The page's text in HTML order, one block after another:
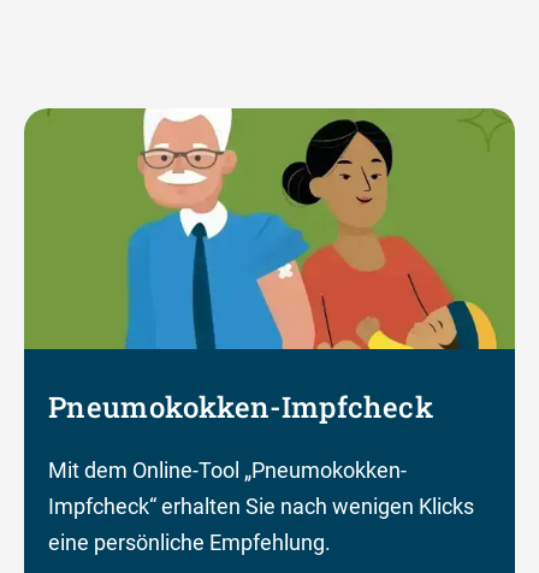
Pneumokokken-Impfcheck
Mit dem Online-Tool „Pneumokokken-
Impfcheck“ erhalten Sie nach wenigen Klicks
eine persönliche Empfehlung.